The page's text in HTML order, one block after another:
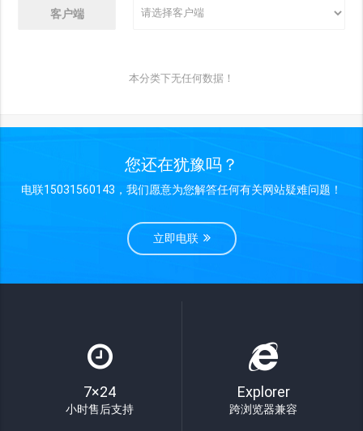
客户端
本分类下无任何数据！
您还在犹豫吗？
电联15031560143，我们愿意为您解答任何有关网站疑难问题！
立即电联
7×24
小时售后支持
Explorer
跨浏览器兼容